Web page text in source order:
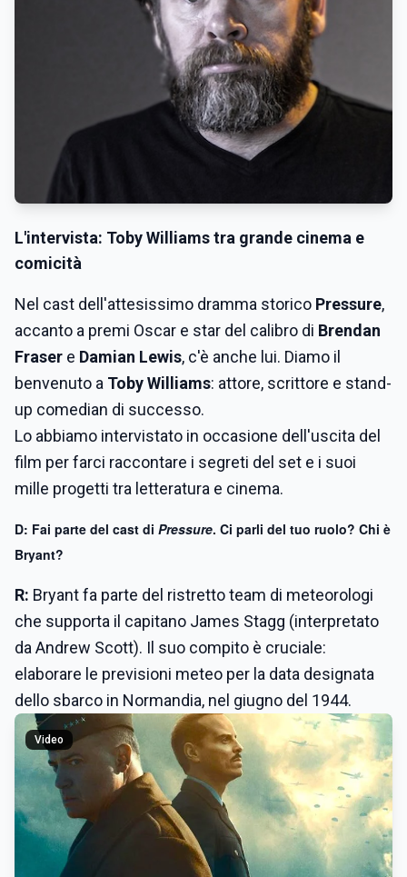
L'intervista: Toby Williams tra grande cinema e
comicità
Nel cast dell'attesissimo dramma storico Pressure,
accanto a premi Oscar e star del calibro di Brendan
Fraser e Damian Lewis, c'è anche lui. Diamo il
benvenuto a Toby Williams: attore, scrittore e stand-
up comedian di successo.
Lo abbiamo intervistato in occasione dell'uscita del
film per farci raccontare i segreti del set e i suoi
mille progetti tra letteratura e cinema.
D: Fai parte del cast di Pressure. Ci parli del tuo ruolo? Chi è
Bryant?
R: Bryant fa parte del ristretto team di meteorologi
che supporta il capitano James Stagg (interpretato
da Andrew Scott). Il suo compito è cruciale:
elaborare le previsioni meteo per la data designata
dello sbarco in Normandia, nel giugno del 1944.
Video